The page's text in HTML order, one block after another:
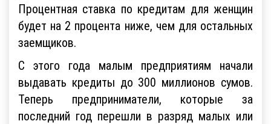
Процентная ставка по кредитам для женщин
будет на 2 процента ниже, чем для остальных
заемщиков.
С этого года малым предприятиям начали
выдавать кредиты до 300 миллионов сумов.
Теперь предприниматели, которые за
последний год перешли в разряд малых или